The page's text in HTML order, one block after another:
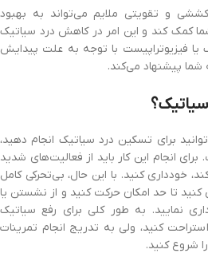
و تقویتی ملایم می‌تواند به بهبود
کمک کند و این امر در کاهش درد سیاتیک
یا فیزیوتراپیست با توجه به علت پیدایش
پیشنهاد می‌کند.
برای تسکین درد سیاتیک انجام دهید،
انجام این کار باید از فعالیت‌های شدید
خودداری کنید. با این حال، بی‌تحرکی کامل
تا حد امکان حرکت کنید و از نشستن یا
نمایید. به طور کلی برای رفع سیاتیک
کنید، ولی به تدریج انجام تمرینات
شروع کنید.